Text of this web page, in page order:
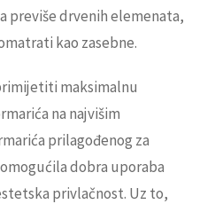
previše drvenih elemenata,
kao zasebne.
maksimalnu
na najvišim
prilagođenog za
dobra uporaba
privlačnost. Uz to,